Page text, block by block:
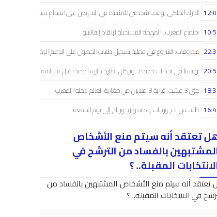
الدرك الملكي يوقف شخصين للاشتباه في التحريض على اقتحام سبتة
اجتماع المغرب.. المهمة المستحيلة لإنقاذ إنفانتينو
محروقات: الشروع في عملية تسجيل طلبات الحصول على الدعم الإضافي
بوبيستا في تحديات جديدة.. وبركان يطارد حارسا جديدا قبل مسابقة دوري الأبطال
حتى 3 غشت: قرابة 3 ملايين من مغاربة العالم دخلوا المغرب
طقـــس: حر وزخات رعدية وبرَد ورياح إلى يوم الجمعة
تعتقد أنه سيتم منع الأشخاص
بالفساد من الترشح في
المقبلة.. ؟
تعتقد أنه سيتم منع الأشخاص المشتبهين بالفساد من
في الانتخابات المقبلة.. ؟